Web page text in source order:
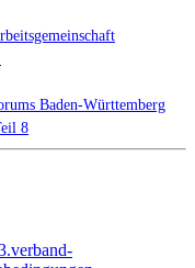
Baden-Württemberg
8